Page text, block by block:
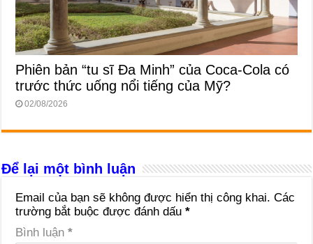
Phiên bản “tu sĩ Đa Minh” của Coca-Cola có
trước thức uống nổi tiếng của Mỹ?
02/08/2026
Để lại một bình luận
Email của bạn sẽ không được hiển thị công khai. Các
trường bắt buộc được đánh dấu*
Bình luận*